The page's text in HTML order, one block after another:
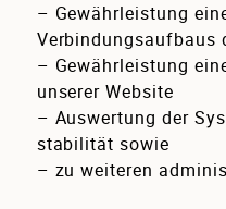
– Gewährleistung
Verbindungsaufbaus
– Gewährleistung
unserer Website
– Auswertung der
stabilität sowie
– zu weiteren